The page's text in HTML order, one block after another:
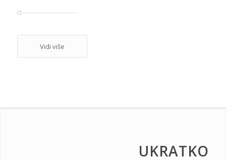
Vidi više
UKRATKO